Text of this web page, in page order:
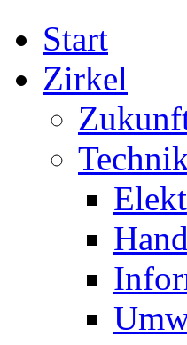
Start
Zirkel